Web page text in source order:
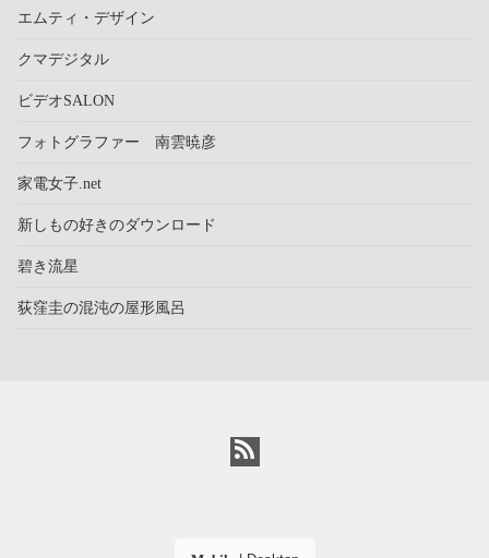
エムティ・デザイン
クマデジタル
ビデオSALON
フォトグラファー 南雲暁彦
家電女子.net
新しもの好きのダウンロード
碧き流星
荻窪圭の混沌の屋形風呂